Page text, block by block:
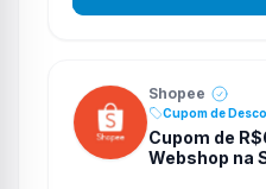
Shopee
Cupom de
Cupom de
Webshop na